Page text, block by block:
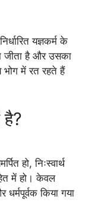
यज्ञकर्म के
जीता है और उसका
भोग में रत रहते हैं
है?
हो, निःस्वार्थ
में हो। केवल
धर्मपूर्वक किया गया